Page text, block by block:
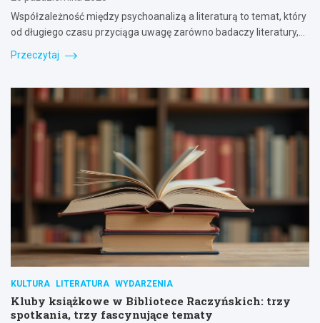
Współzależność między psychoanalizą a literaturą to temat, który
od długiego czasu przyciąga uwagę zarówno badaczy literatury,…
Przeczytaj
KULTURA LITERATURA WYDARZENIA
Kluby książkowe w Bibliotece Raczyńskich: trzy
spotkania, trzy fascynujące tematy